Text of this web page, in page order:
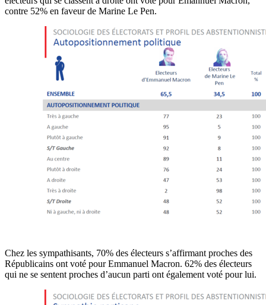
contre 52% en faveur de Marine Le Pen.
Chez les sympathisants, 70% des électeurs s’affirmant proches des
Républicains ont voté pour Emmanuel Macron. 62% des électeurs
qui ne se sentent proches d’aucun parti ont également voté pour lui.